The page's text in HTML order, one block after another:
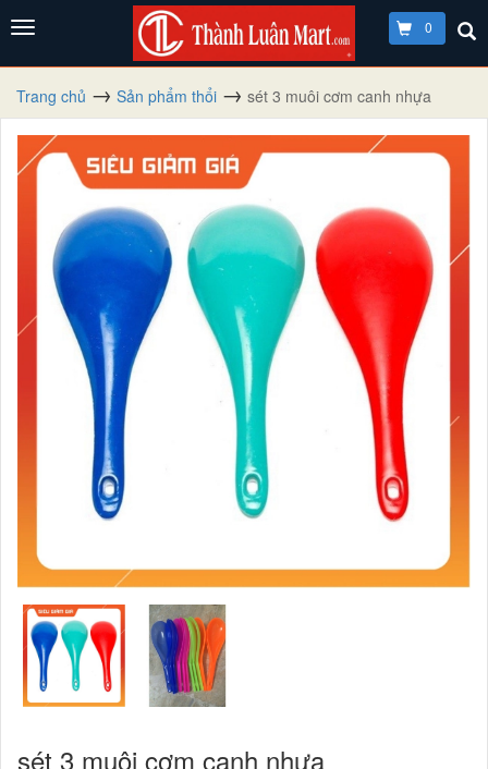
0
Trang chủ Sản phẩm thổi sét 3 muôi cơm canh nhựa
sét 3 muôi cơm canh nhựa